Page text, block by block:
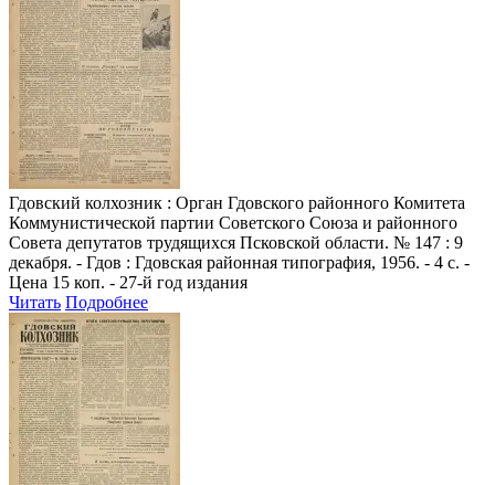
Гдовский колхозник : Орган Гдовского районного Комитета
Коммунистической партии Советского Союза и районного
Совета депутатов трудящихся Псковской области. № 147 : 9
декабря. - Гдов : Гдовская районная типография, 1956. - 4 с. -
Цена 15 коп. - 27-й год издания
Читать Подробнее